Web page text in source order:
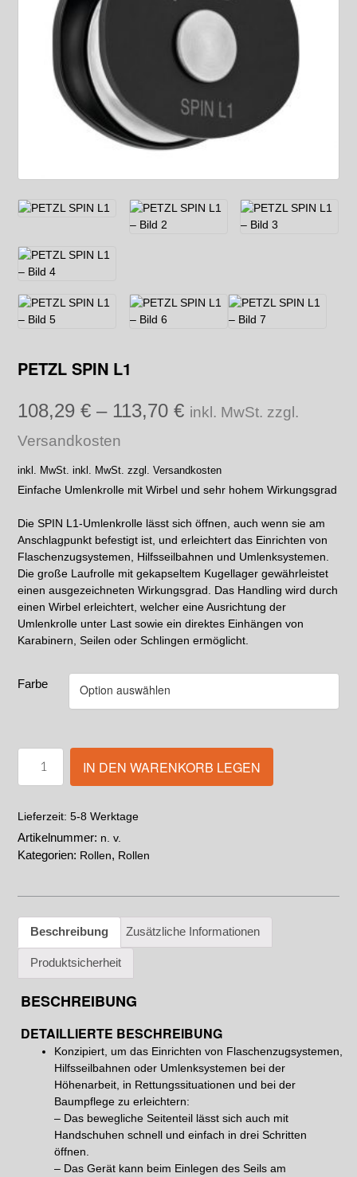
PETZL SPIN L1
108,29 € – 113,70 € inkl. MwSt. zzgl.
Versandkosten
inkl. MwSt. inkl. MwSt. zzgl. Versandkosten
Einfache Umlenkrolle mit Wirbel und sehr hohem Wirkungsgrad
Die SPIN L1-Umlenkrolle lässt sich öffnen, auch wenn sie am
Anschlagpunkt befestigt ist, und erleichtert das Einrichten von
Flaschenzugsystemen, Hilfsseilbahnen und Umlenksystemen.
Die große Laufrolle mit gekapseltem Kugellager gewährleistet
einen ausgezeichneten Wirkungsgrad. Das Handling wird durch
einen Wirbel erleichtert, welcher eine Ausrichtung der
Umlenkrolle unter Last sowie ein direktes Einhängen von
Karabinern, Seilen oder Schlingen ermöglicht.
Farbe
IN DEN WARENKORB LEGEN
Lieferzeit: 5-8 Werktage
Artikelnummer: n. v.
Kategorien: Rollen, Rollen
Beschreibung Zusätzliche Informationen
Produktsicherheit
BESCHREIBUNG
DETAILLIERTE BESCHREIBUNG
Konzipiert, um das Einrichten von Flaschenzugsystemen,
Hilfsseilbahnen oder Umlenksystemen bei der
Höhenarbeit, in Rettungssituationen und bei der
Baumpflege zu erleichtern:
– Das bewegliche Seitenteil lässt sich auch mit
Handschuhen schnell und einfach in drei Schritten
öffnen.
– Das Gerät kann beim Einlegen des Seils am